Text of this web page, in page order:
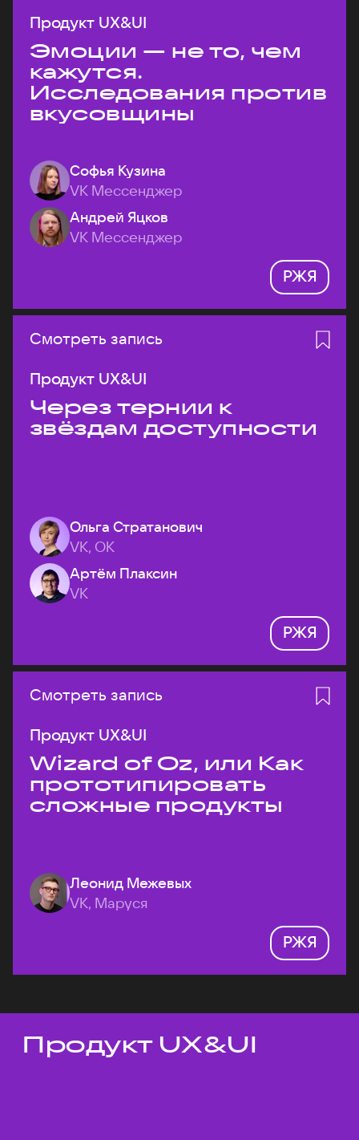
Продукт UX&UI
Эмоции — не то, чем
кажутся.
Исследования против
вкусовщины
Софья Кузина
VK Мессенджер
Андрей Яцков
VK Мессенджер
РЖЯ
Смотреть запись
Продукт UX&UI
Через тернии к
звёздам доступности
Ольга Стратанович
VK, ОК
Артём Плаксин
VK
РЖЯ
Смотреть запись
Продукт UX&UI
Wizard of Oz, или Как
прототипировать
сложные продукты
Леонид Межевых
VK, Маруся
РЖЯ
Темы докладов
Продукт UX&UI